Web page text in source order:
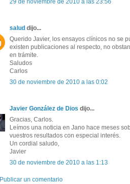
29 de noviembre de 2010 a las 23:56
salud dijo...
Querido Javier, los ensayos clínicos no se
existen publicaciones al respecto, no
en trámite.
Saludos
Carlos
30 de noviembre de 2010 a las 0:02
Javier González de Dios dijo...
Gracias, Carlos.
Leímos una noticia en Jano hace meses
vuestros resultados con especial interés.
Un cordial saludo,
Javier
30 de noviembre de 2010 a las 1:13
Publicar un comentario